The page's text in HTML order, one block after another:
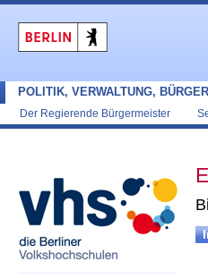
POLITIK, VERWALTUNG, BÜRGER
Der Regierende Bürgermeister